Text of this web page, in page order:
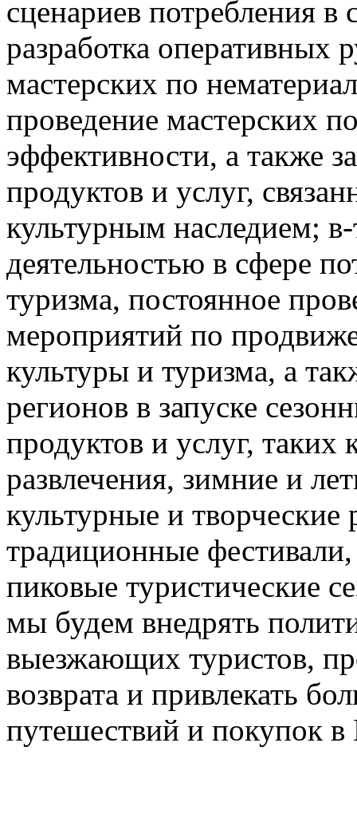
сценариев потребления в
разработка оперативных
мастерских по
проведение мастерских
эффективности, а также
продуктов и услуг,
культурным наследием;
деятельностью в сфере
туризма, постоянное
мероприятий по
культуры и туризма, а
регионов в запуске
продуктов и услуг,
развлечения, зимние и
культурные и
традиционные
пиковые туристические
мы будем внедрять
выезжающих туристов,
возврата и привлекать
путешествий и покупок в